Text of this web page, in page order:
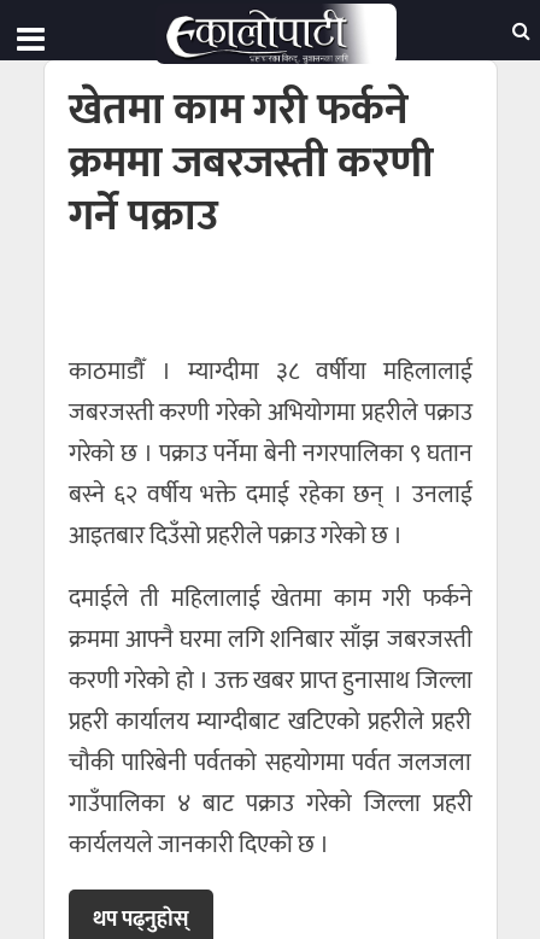
खेतमा काम गरी फर्कने
क्रममा जबरजस्ती करणी
गर्ने पक्राउ
काठमाडौँ । म्याग्दीमा ३८ वर्षीया महिलालाई
जबरजस्ती करणी गरेको अभियोगमा प्रहरीले पक्राउ
गरेको छ । पक्राउ पर्नेमा बेनी नगरपालिका ९ घतान
बस्ने ६२ वर्षीय भक्ते दमाई रहेका छन् । उनलाई
आइतबार दिउँसो प्रहरीले पक्राउ गरेको छ ।
दमाईले ती महिलालाई खेतमा काम गरी फर्कने
क्रममा आफ्नै घरमा लगि शनिबार साँझ जबरजस्ती
करणी गरेको हो । उक्त खबर प्राप्त हुनासाथ जिल्ला
प्रहरी कार्यालय म्याग्दीबाट खटिएको प्रहरीले प्रहरी
चौकी पारिबेनी पर्वतको सहयोगमा पर्वत जलजला
गाउँपालिका ४ बाट पक्राउ गरेको जिल्ला प्रहरी
कार्यलयले जानकारी दिएको छ ।
थप पढ्नुहाेस्